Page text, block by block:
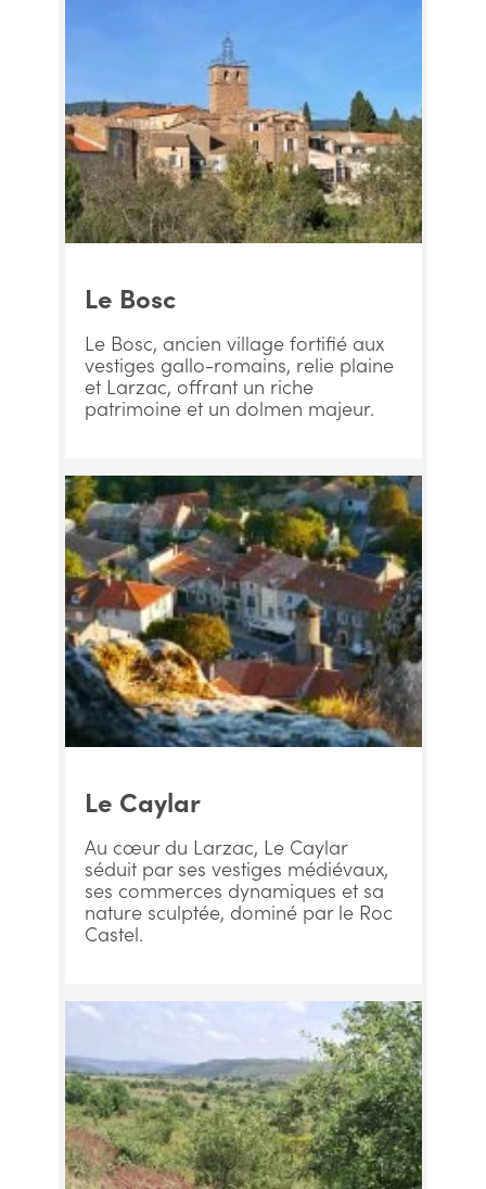
Le Bosc
Le Bosc, ancien village fortifié aux
vestiges gallo-romains, relie plaine
et Larzac, offrant un riche
patrimoine et un dolmen majeur.
Le Caylar
Au cœur du Larzac, Le Caylar
séduit par ses vestiges médiévaux,
ses commerces dynamiques et sa
nature sculptée, dominé par le Roc
Castel.